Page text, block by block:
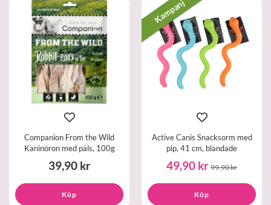
Companion From the Wild
Kaninöron med päls, 100g
39,90 kr
Köp
Kampanj
Active Canis Snacksorm med
pip, 41 cm, blandade
49,90 kr 99,90 kr
Köp